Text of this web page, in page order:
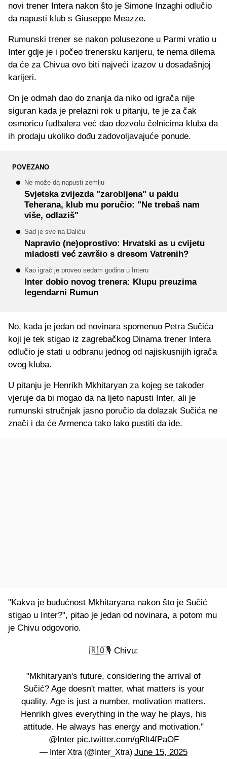
novi trener Intera nakon što je Simone Inzaghi odlučio
da napusti klub s Giuseppe Meazze.
Rumunski trener se nakon polusezone u Parmi vratio u
Inter gdje je i počeo trenersku karijeru, te nema dilema
da će za Chivua ovo biti najveći izazov u dosadašnjoj
karijeri.
On je odmah dao do znanja da niko od igrača nije
siguran kada je prelazni rok u pitanju, te je za čak
osmoricu fudbalera već dao dozvolu čelnicima kluba da
ih prodaju ukoliko dođu zadovoljavajuće ponude.
POVEZANO
Ne može da napusti zemlju
Svjetska zvijezda "zarobljena" u paklu
Teherana, klub mu poručio: "Ne trebaš nam
više, odlaziš"
Sad je sve na Daliću
Napravio (ne)oprostivo: Hrvatski as u cvijetu
mladosti već završio s dresom Vatrenih?
Kao igrač je proveo sedam godina u Interu
Inter dobio novog trenera: Klupu preuzima
legendarni Rumun
No, kada je jedan od novinara spomenuo Petra Sučića
koji je tek stigao iz zagrebačkog Dinama trener Intera
odlučio je stati u odbranu jednog od najiskusnijih igrača
ovog kluba.
U pitanju je Henrikh Mkhitaryan za kojeg se također
vjeruje da bi mogao da na ljeto napusti Inter, ali je
rumunski stručnjak jasno poručio da dolazak Sučića ne
znači i da će Armenca tako lako pustiti da ide.
"Kakva je budućnost Mkhitaryana nakon što je Sučić
stigao u Inter?", pitao je jedan od novinara, a potom mu
je Chivu odgovorio.
🇷🇴🎙️ Chivu:
"Mkhitaryan's future, considering the arrival of
Sučić? Age doesn't matter, what matters is your
quality. Age is just a number, motivation matters.
Henrikh gives everything in the way he plays, his
attitude. He always has energy and motivation."
@Inter pic.twitter.com/gRlt4fPaOF
— Inter Xtra (@Inter_Xtra) June 15, 2025